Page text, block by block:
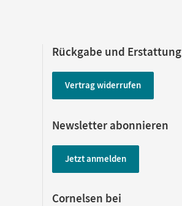
Rückgabe und Erstattung
Vertrag widerrufen
Newsletter abonnieren
Jetzt anmelden
Cornelsen bei